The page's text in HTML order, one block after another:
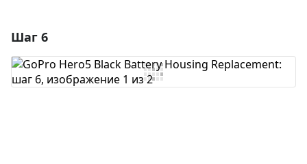
Добавить комментарий
Шаг 6